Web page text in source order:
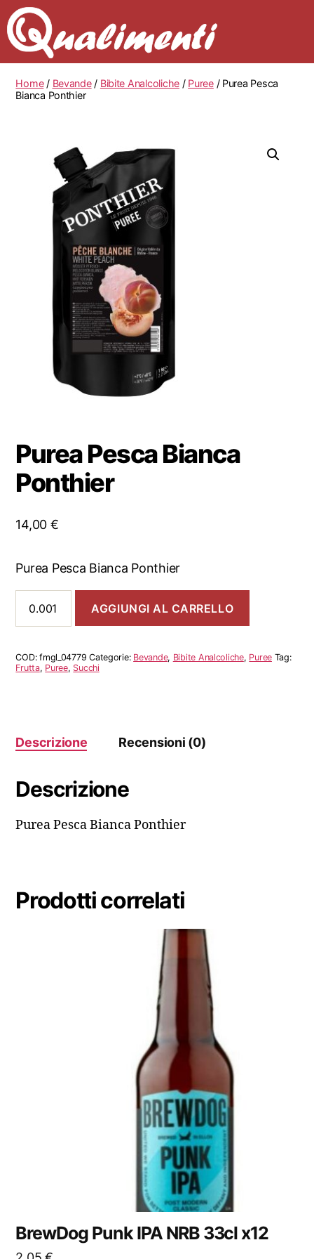
Home/ Bevande/ Bibite Analcoliche/ Puree/ Purea Pesca
Bianca Ponthier
Purea Pesca Bianca
Ponthier
14,00 €
Purea Pesca Bianca Ponthier
Pesca
Bianca
quantità
AGGIUNGI AL CARRELLO
COD:fmgl_04779 Categorie: Bevande, Bibite Analcoliche, Puree Tag:
Frutta, Puree, Succhi
Descrizione Recensioni (0)
Descrizione
Purea Pesca Bianca Ponthier
Prodotti correlati
BrewDog Punk IPA NRB 33cl x12